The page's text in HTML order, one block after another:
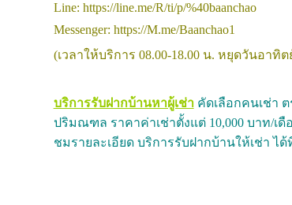
Line: https://line.me/R/ti/p/%40baanchao
Messenger: https://M.me/Baanchao1
(เวลาให้บริการ 08.00-18.00 น. หยุดวันอาทิต
บริการรับฝากบ้านหาผู้เช่า คัดเลือกคนเช่า
ปริมณฑล ราคาค่าเช่าตั้งแต่ 10,000 บาท/เดื
ชมรายละเอียด บริการรับฝากบ้านให้เช่า ได้